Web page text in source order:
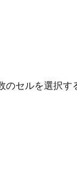
セルを選択す